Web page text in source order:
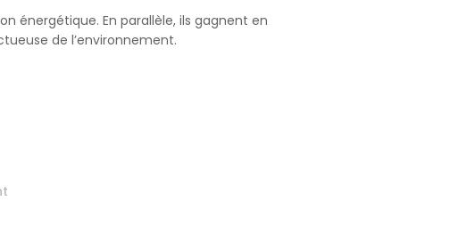
énergétique. En parallèle, ils gagnent en
de l’environnement.